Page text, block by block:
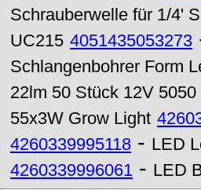
Schrauberwelle für 1/4'
UC215 4051435053273
Schlangenbohrer Form
22lm 50 Stück 12V
55x3W Grow Light
4260339995118 - LED
4260339996061 - LED